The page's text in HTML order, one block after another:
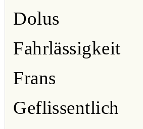
Dolus
Fahrlässigkeit
Frans
Geflissentlich